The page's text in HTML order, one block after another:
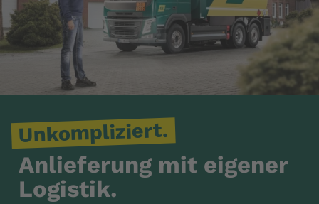
Unkompliziert.
Anlieferung mit eigener
Logistik.